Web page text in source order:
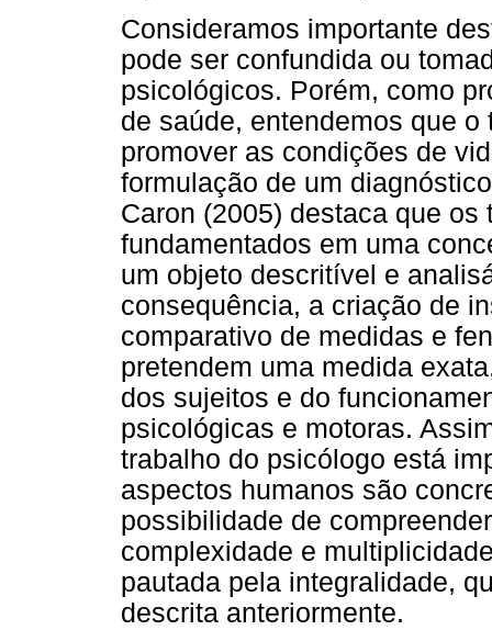
Consideramos importante
pode ser confundida ou
psicológicos. Porém, como
de saúde, entendemos que
promover as condições de
formulação de um
Caron (2005) destaca que
fundamentados em uma
um objeto descritível e
consequência, a criação de
comparativo de medidas e
pretendem uma medida
dos sujeitos e do
psicológicas e motoras.
trabalho do psicólogo está
aspectos humanos são
possibilidade de
complexidade e
pautada pela integralidade,
descrita anteriormente.